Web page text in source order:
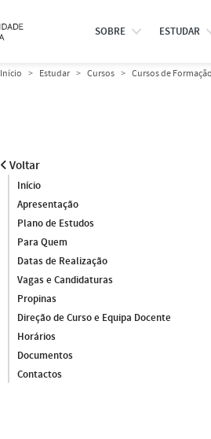
SOBRE ESTUDAR
Início Estudar Cursos Cursos de Formação
Voltar
Início
Apresentação
Plano de Estudos
Para Quem
Datas de Realização
Vagas e Candidaturas
Propinas
Direção de Curso e Equipa Docente
Horários
Documentos
Contactos